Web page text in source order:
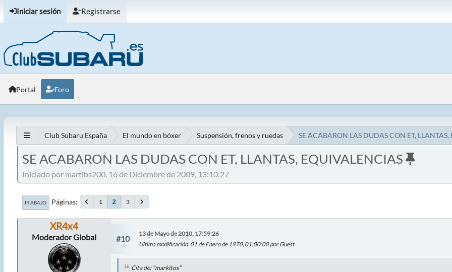
Iniciar sesión Registrarse
Portal Foro
Club Subaru España El mundo en bóxer Suspensión, frenos y ruedas SE ACABARON LAS DUDAS CON ET,
SE ACABARON LAS DUDAS CON ET, LLANTAS, EQUIVALENCIAS
Iniciado por martibs200, 16 de Diciembre de 2009, 13:10:27
IR ABAJO Páginas 1 2 3
XR4x4
Moderador Global #10
13 de Mayo de 2010, 17:59:26
Ultima modificación: 01 de Enero de 1970, 01:00:00 por Guest
Cita de: "markitos"